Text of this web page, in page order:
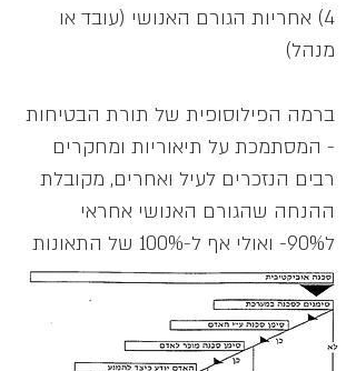
4) אחריות הגורם האנושי (עובד או
מנהל)
ברמה הפילוסופית של תורת הבטיחות
- המסתמכת על תיאוריות ומחקרים
רבים הנזכרים לעיל ואחרים, מקובלת
ההנחה שהגורם האנושי אחראי
ל90%- ואולי אף ל-100% של התאונות
וגורמיהן.
התפיסה מוסברת בכך שבנקודת
ההתחלה של כל עבודה או תהליך